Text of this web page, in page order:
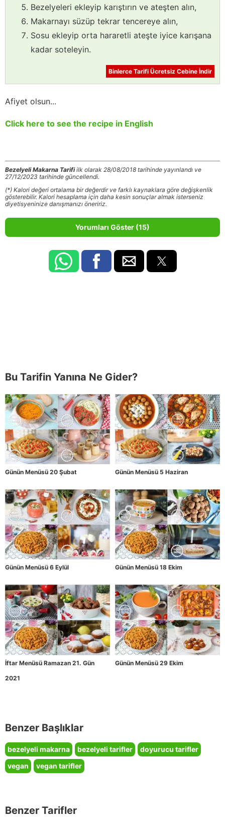
Bezelyeleri ekleyip karıştırın ve ateşten alın,
Makarnayı süzüp tekrar tencereye alın,
Sosu ekleyip orta hararetli ateşte iyice karışana
kadar soteleyin.
Binlerce Tarifi Ücretsiz Cebine İndir
Afiyet olsun...
Click here to see the recipe in English
Bezelyeli Makarna Tarifiilk olarak 28/08/2018 tarihinde yayınlandı ve
27/12/2023 tarihinde güncellendi.
(*) Kalori değeri ortalama bir değerdir ve farklı kaynaklara göre değişkenlik
gösterebilir. Kalori hesaplama için daha kesin sonuçlar almak isterseniz
diyetisyeninize danışmanızı öneririz.
Yorumları Göster (15)
Bu Tarifin Yanına Ne Gider?
Günün Menüsü 20 Şubat Günün Menüsü 5 Haziran
Günün Menüsü 6 Eylül Günün Menüsü 18 Ekim
İftar Menüsü Ramazan 21. Gün
2021
Günün Menüsü 29 Ekim
Benzer Başlıklar
bezelyeli makarna bezelyeli tarifler
doyurucu tarifler
vegan
vegan tarifler
Benzer Tarifler